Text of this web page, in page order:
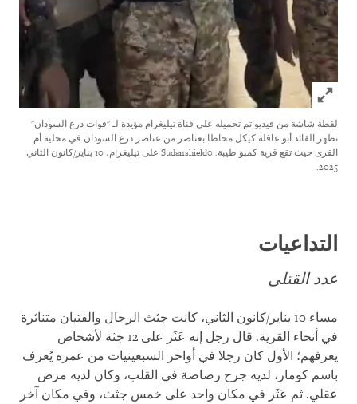
Click to expand Image
لقطة شاشة من فيديو تم تحميله على قناة تيليغرام مؤيدة لـ "قوات درع السودان"
تظهر القائد أبو عاقلة كيكل محاطا بعناصر من عناصر درع السودان في محلية أم
القرى حيث تقع قرية كمبو طيبة.
Sudanshield0 على تيليغرام، 10 يناير/كانون الثاني
2025.
التداعيات
عدد القتلى
مساء 10 يناير/كانون الثاني، كانت جثث الرجال والفتيان متناثرة
في أنحاء القرية. قال رجل إنه عَثَر على 12 جثة لأشخاص
يعرفهم؛ الأول كان رجلا في أواخر السبعينيات من عمره يُعرف
باسم كومار، لديه جرح رصاصة في القلب، وكان لديه مرض
عقلي. ثم عَثَر في مكان واحد على خمس جثث، وفي مكان آخر